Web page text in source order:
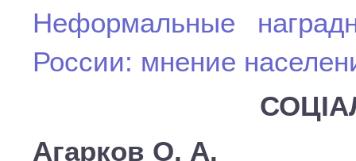
Неформальные
России: мнение
Агарков О. А.